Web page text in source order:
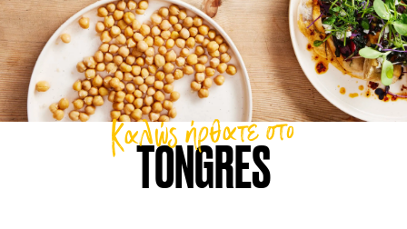
TONGRES
Καλώς ήρθατε στο